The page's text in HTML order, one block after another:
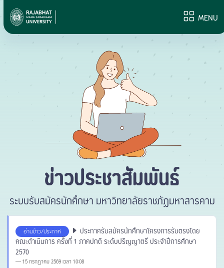
MENU
ข่าวประชาสัมพันธ์
ระบบรับสมัครนักศึกษา มหาวิทยาลัยราชภัฏมหาสารคาม
อ่านข่าว/ประกาศ ประกาศรับสมัครนักศึกษาโครงการรับตรงโดย
คณะดำเนินการ ครั้งที่ 1 ภาคปกติ ระดับปริญญาตรี ประจำปีการศึกษา
2570
15 กรกฎาคม 2569 เวลา 10:08